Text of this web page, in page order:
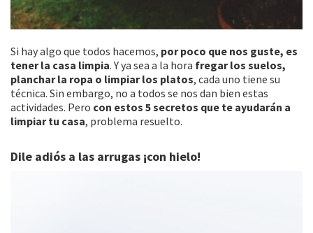
Si hay algo que todos hacemos, por poco que nos guste, es
tener la casa limpia. Y ya sea a la hora fregar los suelos,
planchar la ropa o limpiar los platos, cada uno tiene su
técnica. Sin embargo, no a todos se nos dan bien estas
actividades. Pero con estos 5 secretos que te ayudarán a
limpiar tu casa, problema resuelto.
Dile adiós a las arrugas ¡con hielo!